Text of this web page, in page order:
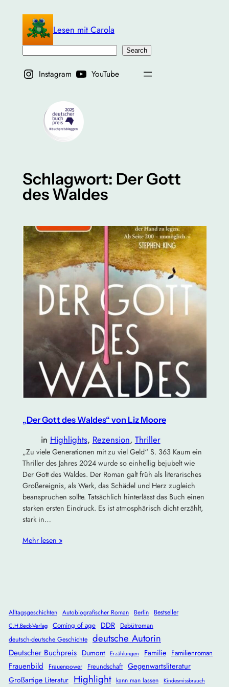
springen
Lesen mit Carola
Search
Instagram YouTube
Schlagwort: Der Gott
des Waldes
„Der Gott des Waldes“ von Liz Moore
in Highlights, Rezension, Thriller
„Zu viele Generationen mit zu viel Geld“ S. 363 Kaum ein
Thriller des Jahres 2024 wurde so einhellig bejubelt wie
Der Gott des Waldes. Der Roman galt früh als literarisches
Großereignis, als Werk, das Schädel und Herz zugleich
beanspruchen sollte. Tatsächlich hinterlässt das Buch einen
starken ersten Eindruck. Es ist atmosphärisch dicht erzählt,
stark in…
Mehr lesen »
Alltagsgeschichten Autobiografischer Roman Berlin Bestseller
C.H.Beck-Verlag Coming of age DDR
Debütroman
deutsch-deutsche Geschichte deutsche Autorin
Deutscher Buchpreis Dumont Erzählungen Familie Familienroman
Frauenbild Frauenpower Freundschaft Gegenwartsliteratur
Großartige Literatur Highlight kann man lassen Kindesmissbrauch